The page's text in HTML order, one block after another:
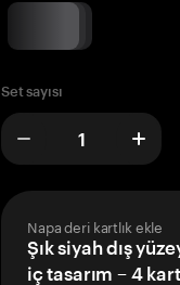
Set sayısı
Napa deri kartlık ekle
Şık siyah dış
iç tasarım – 4